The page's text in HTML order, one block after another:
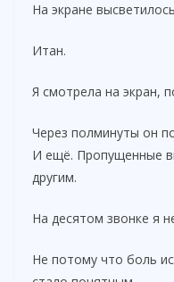
На экране
Итан.
Я смотрела на экран,
Через полминуты он
И ещё. Пропущенные
другим.
На десятом звонке я
Не потому что боль